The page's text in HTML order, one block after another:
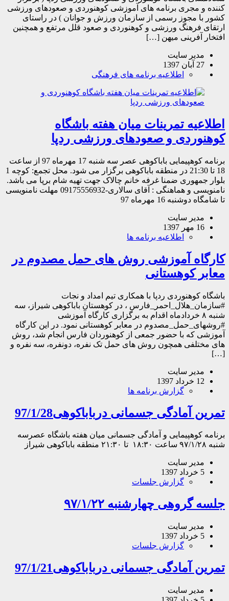
مجری برنامه های آموزشی کوهنوردی و صعودهای ورزشی
مجوز رسمی از سازمان ورزش و جوانان ) در راستای
ورزشی و کوهنوردی و صعود قلل مرتفع و همچنین
میهن […]
سایت
اطلاعیه برنامه های فرهنگی
تمرینات میان هفته باشگاه
و صعودهای ورزشی ردپا
برنامه کوهپیمایی باباکوهی عصر سه شنبه 17 مهرماه 97 از ساعت
18 تا 21:30 در منطقه باباکوهی برگزار می شود. محل تجمع: کوچه 1
ضمنا غرفه خانم چالاک جهت تهیه شام برپا می باشد.
نامنویسی و هماهنگی : آقای سالاری-09175556932 مهلت نامنویسی
16 مهرماه 97
سایت
اطلاعیه برنامه ها
آموزشی روش های حمل مصدوم در
کوهستانی
ردپا با همکاری تیم امداد و نجات
، در کوهستان باباکوهی شیراز، سه
۸ خردادماه اقدام به برگزاری کارگاه آموزشی
در معابر کوهستانی نمود. در این کارگاه
با حضور جمعی از کوهنوردان فارس انجام شد، روش
همچون روش های حمل تک نفره، دونفره، سه نفره و
سایت
گزارش برنامه ها
جسمانی درباباکوهی97/1/28
و آمادگی جسمانی میان هفته باشگاه عصرسه
سایت
گزارش جلسات
چهارشنبه ۹۷/۱/۲۲
سایت
گزارش جلسات
جسمانی درباباکوهی97/1/21
سایت